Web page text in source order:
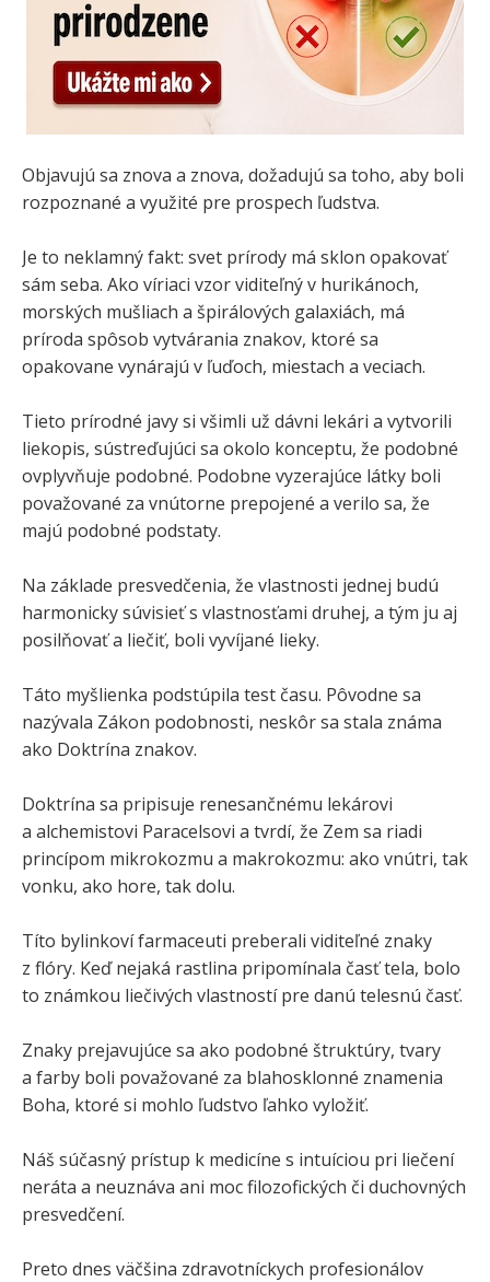
Objavujú sa znova a znova, dožadujú sa toho, aby boli
rozpoznané a využité pre prospech ľudstva.
Je to neklamný fakt: svet prírody má sklon opakovať
sám seba. Ako víriaci vzor viditeľný v hurikánoch,
morských mušliach a špirálových galaxiách, má
príroda spôsob vytvárania znakov, ktoré sa
opakovane vynárajú v ľuďoch, miestach a veciach.
Tieto prírodné javy si všimli už dávni lekári a vytvorili
liekopis, sústreďujúci sa okolo konceptu, že podobné
ovplyvňuje podobné. Podobne vyzerajúce látky boli
považované za vnútorne prepojené a verilo sa, že
majú podobné podstaty.
Na základe presvedčenia, že vlastnosti jednej budú
harmonicky súvisieť s vlastnosťami druhej, a tým ju aj
posilňovať a liečiť, boli vyvíjané lieky.
Táto myšlienka podstúpila test času. Pôvodne sa
nazývala Zákon podobnosti, neskôr sa stala známa
ako Doktrína znakov.
Doktrína sa pripisuje renesančnému lekárovi
a alchemistovi Paracelsovi a tvrdí, že Zem sa riadi
princípom mikrokozmu a makrokozmu: ako vnútri, tak
vonku, ako hore, tak dolu.
Títo bylinkoví farmaceuti preberali viditeľné znaky
z flóry. Keď nejaká rastlina pripomínala časť tela, bolo
to známkou liečivých vlastností pre danú telesnú časť.
Znaky prejavujúce sa ako podobné štruktúry, tvary
a farby boli považované za blahosklonné znamenia
Boha, ktoré si mohlo ľudstvo ľahko vyložiť.
Náš súčasný prístup k medicíne s intuíciou pri liečení
neráta a neuznáva ani moc filozofických či duchovných
presvedčení.
Preto dnes väčšina zdravotníckych profesionálov